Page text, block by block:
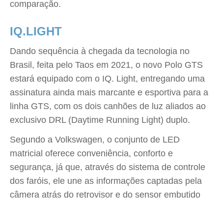
comparação.
IQ.LIGHT
Dando sequência à chegada da tecnologia no
Brasil, feita pelo Taos em 2021, o novo Polo GTS
estará equipado com o IQ. Light, entregando uma
assinatura ainda mais marcante e esportiva para a
linha GTS, com os dois canhões de luz aliados ao
exclusivo DRL (Daytime Running Light) duplo.
Segundo a Volkswagen, o conjunto de LED
matricial oferece conveniência, conforto e
segurança, já que, através do sistema de controle
dos faróis, ele une as informações captadas pela
câmera atrás do retrovisor e do sensor embutido